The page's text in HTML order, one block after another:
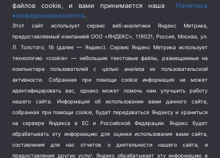
Спецоперация на Украине
(404)
Спорт (740)
Терроризм (1)
Транспорт (262)
Туризм (178)
Школа и спорт (2)
Экология (8)
Экономика (1172)
файлов cookie, и вами принимается наша Политика
конфиденциальности.
Этот сайт использует сервис веб-аналитики Яндекс Метрика,
предоставляемый компанией ООО «ЯНДЕКС», 119021, Россия, Москва, ул.
Л. Толстого, 16 (далее — Яндекс). Сервис Яндекс Метрика использует
технологию «cookie» — небольшие текстовые файлы, размещаемые на
компьютере пользователей с целью анализа их пользовательской
активности.
Собранная при помощи cookie информация не может
идентифицировать вас, однако может помочь нам улучшить работу
нашего сайта. Информация об использовании вами данного сайта,
собранная при помощи cookie, будет передаваться Яндексу и храниться
на сервере Яндекса в ЕС и Российской Федерации. Яндекс будет
обрабатывать эту информацию для оценки использования вами сайта,
составления для нас отчетов о деятельности нашего сайта, и
предоставления других услуг. Яндекс обрабатывает эту информацию в